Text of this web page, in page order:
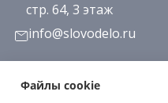
стр. 64, 3 этаж
info@slovodelo.ru
Заказать звонок
Файлы cookie